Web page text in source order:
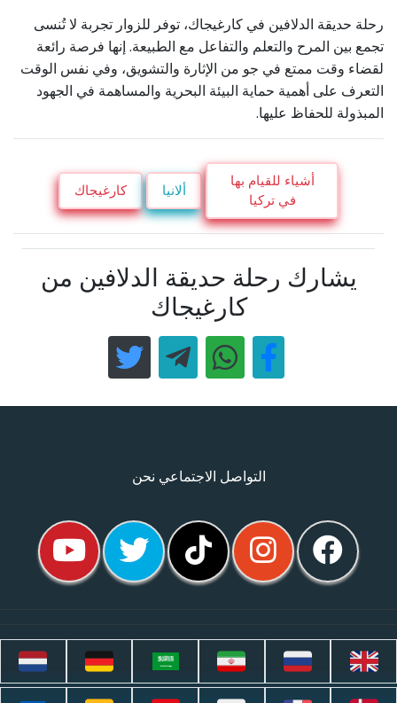
رحلة حديقة الدلافين في كارغيجاك، توفر للزوار تجربة لا تُنسى
تجمع بين المرح والتعلم والتفاعل مع الطبيعة. إنها فرصة رائعة
لقضاء وقت ممتع في جو من الإثارة والتشويق، وفي نفس الوقت
التعرف على أهمية حماية البيئة البحرية والمساهمة في الجهود
المبذولة للحفاظ عليها.
أشياء للقيام بها
في تركيا
ألانيا كارغيجاك
يشارك رحلة حديقة الدلافين من
كارغيجاك
التواصل الاجتماعي نحن